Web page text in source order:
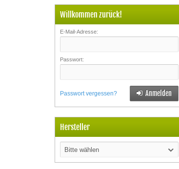
Willkommen zurück!
E-Mail-Adresse:
Passwort:
Passwort vergessen? Anmelden
Hersteller
Bitte wählen